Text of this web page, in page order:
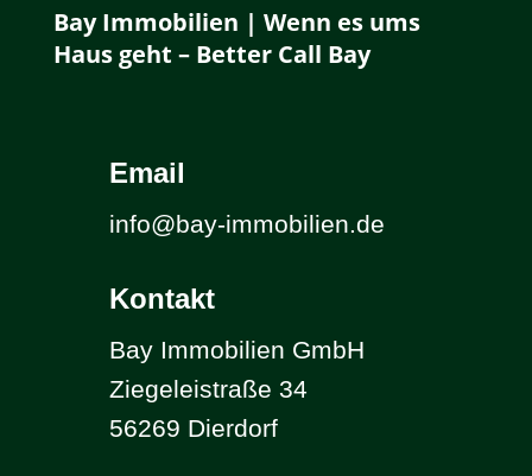
Bay Immobilien | Wenn es ums
Haus geht – Better Call Bay
Email
info@bay-immobilien.de
Kontakt
Bay Immobilien GmbH
Ziegeleistraße 34
56269 Dierdorf